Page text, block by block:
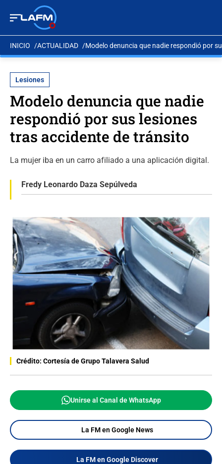
INICIO ACTUALIDAD Modelo denuncia que nadie respondió por
Lesiones
Modelo denuncia que nadie
respondió por sus lesiones
tras accidente de tránsito
La mujer iba en un carro afiliado a una aplicación digital.
Fredy Leonardo Daza Sepúlveda
Crédito: Cortesía de Grupo Talavera Salud
Unirse al Canal de WhatsApp
La FM en Google News
La FM en Google Discover